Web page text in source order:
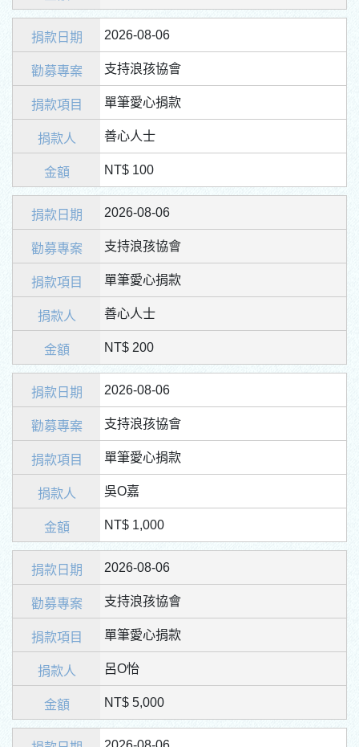
2026-08-06
支持浪孩協會
單筆愛心捐款
善心人士
NT$ 100
2026-08-06
支持浪孩協會
單筆愛心捐款
善心人士
NT$ 200
2026-08-06
支持浪孩協會
單筆愛心捐款
吳O嘉
NT$ 1,000
2026-08-06
支持浪孩協會
單筆愛心捐款
呂O怡
NT$ 5,000